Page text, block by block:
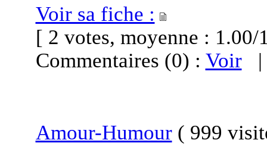
Voir sa fiche :
[ 2 votes, moyenne :
Commentaires (0) : Voir
Amour-Humour( 999